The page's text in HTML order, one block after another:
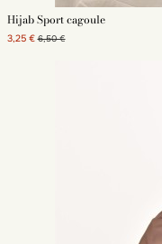
Hijab Sport cagoule
3,25 €6,50 €